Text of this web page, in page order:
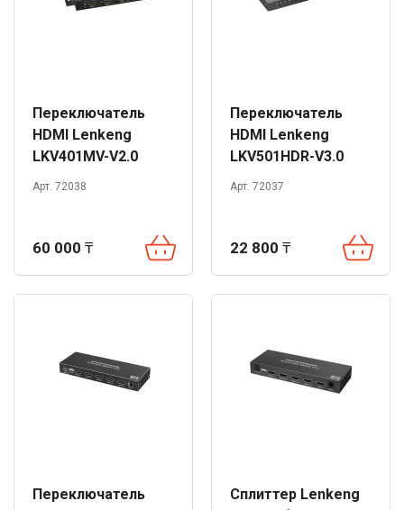
Переключатель
HDMI Lenkeng
LKV401MV-V2.0
(FHD60hz, 4x1)
Арт. 72038
60 000 ₸
Переключатель
HDMI Lenkeng
LKV501HDR-V3.0
(4Kx2K@60Hz, 5x1)
Арт. 72037
22 800 ₸
Переключатель
Сплиттер Lenkeng